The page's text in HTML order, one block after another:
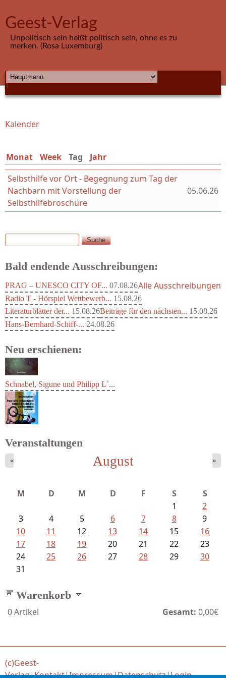
Geest-Verlag
Unpolitisch sein heißt politisch sein, ohne es zu
merken. (Rosa Luxemburg)
HAUPTMENÜ
Sie sind hier
Kalender
Monat Week Tag (aktiver Reiter)
Jahr
Selbsthilfe vor Ort - Begegnung zum Tag der
Nachbarn mit Vorstellung der
Selbsthilfebroschüre
05.06.26
Suchformular
Suche
Bald endende Ausschreibungen:
PRAG – UNESCO CITY OF... 07.08.26
Radio T - Hörspiel Wettbewerb... 15.08.26
Literaturblätter der... 15.08.26Beiträge für den nächsten... 15.08.26
Hans-Bernhard-Schiff-... 24.08.26
Alle Ausschreibungen
Neu erschienen:
Schnabel, Sigune und Philipp L´...
Fischer, Frank Maria - Von der...
Veranstaltungen
August
« »
M D M D F S
S
1
2
3
4 5 6 7 8
9
10
11 12 13 14 15
16
17
18 19 20 21 22
23
24
25 26 27 28 29
30
31
Warenkorb
0Artikel Gesamt: 0,00€
(c)Geest-
Verlag|Kontakt|Impressum|Datenschutz|Login